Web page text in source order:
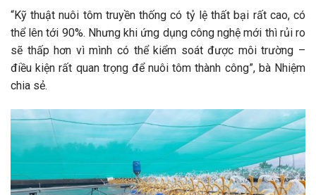
“Kỹ thuật nuôi tôm truyền thống có tỷ lệ thất bại rất cao, có
thể lên tới 90%. Nhưng khi ứng dụng công nghệ mới thì rủi ro
sẽ thấp hơn vì mình có thể kiểm soát được môi trường –
điều kiện rất quan trọng để nuôi tôm thành công”, bà Nhiệm
chia sẻ.